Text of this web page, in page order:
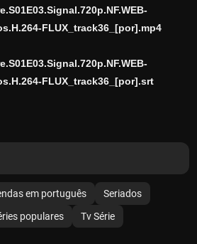
FLUX_track36_[por].mp4
FLUX_track36_[por].srt
em português
Seriados
populares Tv Série